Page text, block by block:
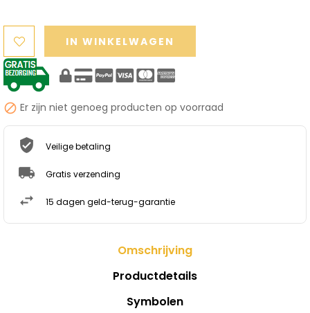
IN WINKELWAGEN
 Er zijn niet genoeg producten op voorraad
Veilige betaling
Gratis verzending
15 dagen geld-terug-garantie
Omschrijving
Productdetails
Symbolen